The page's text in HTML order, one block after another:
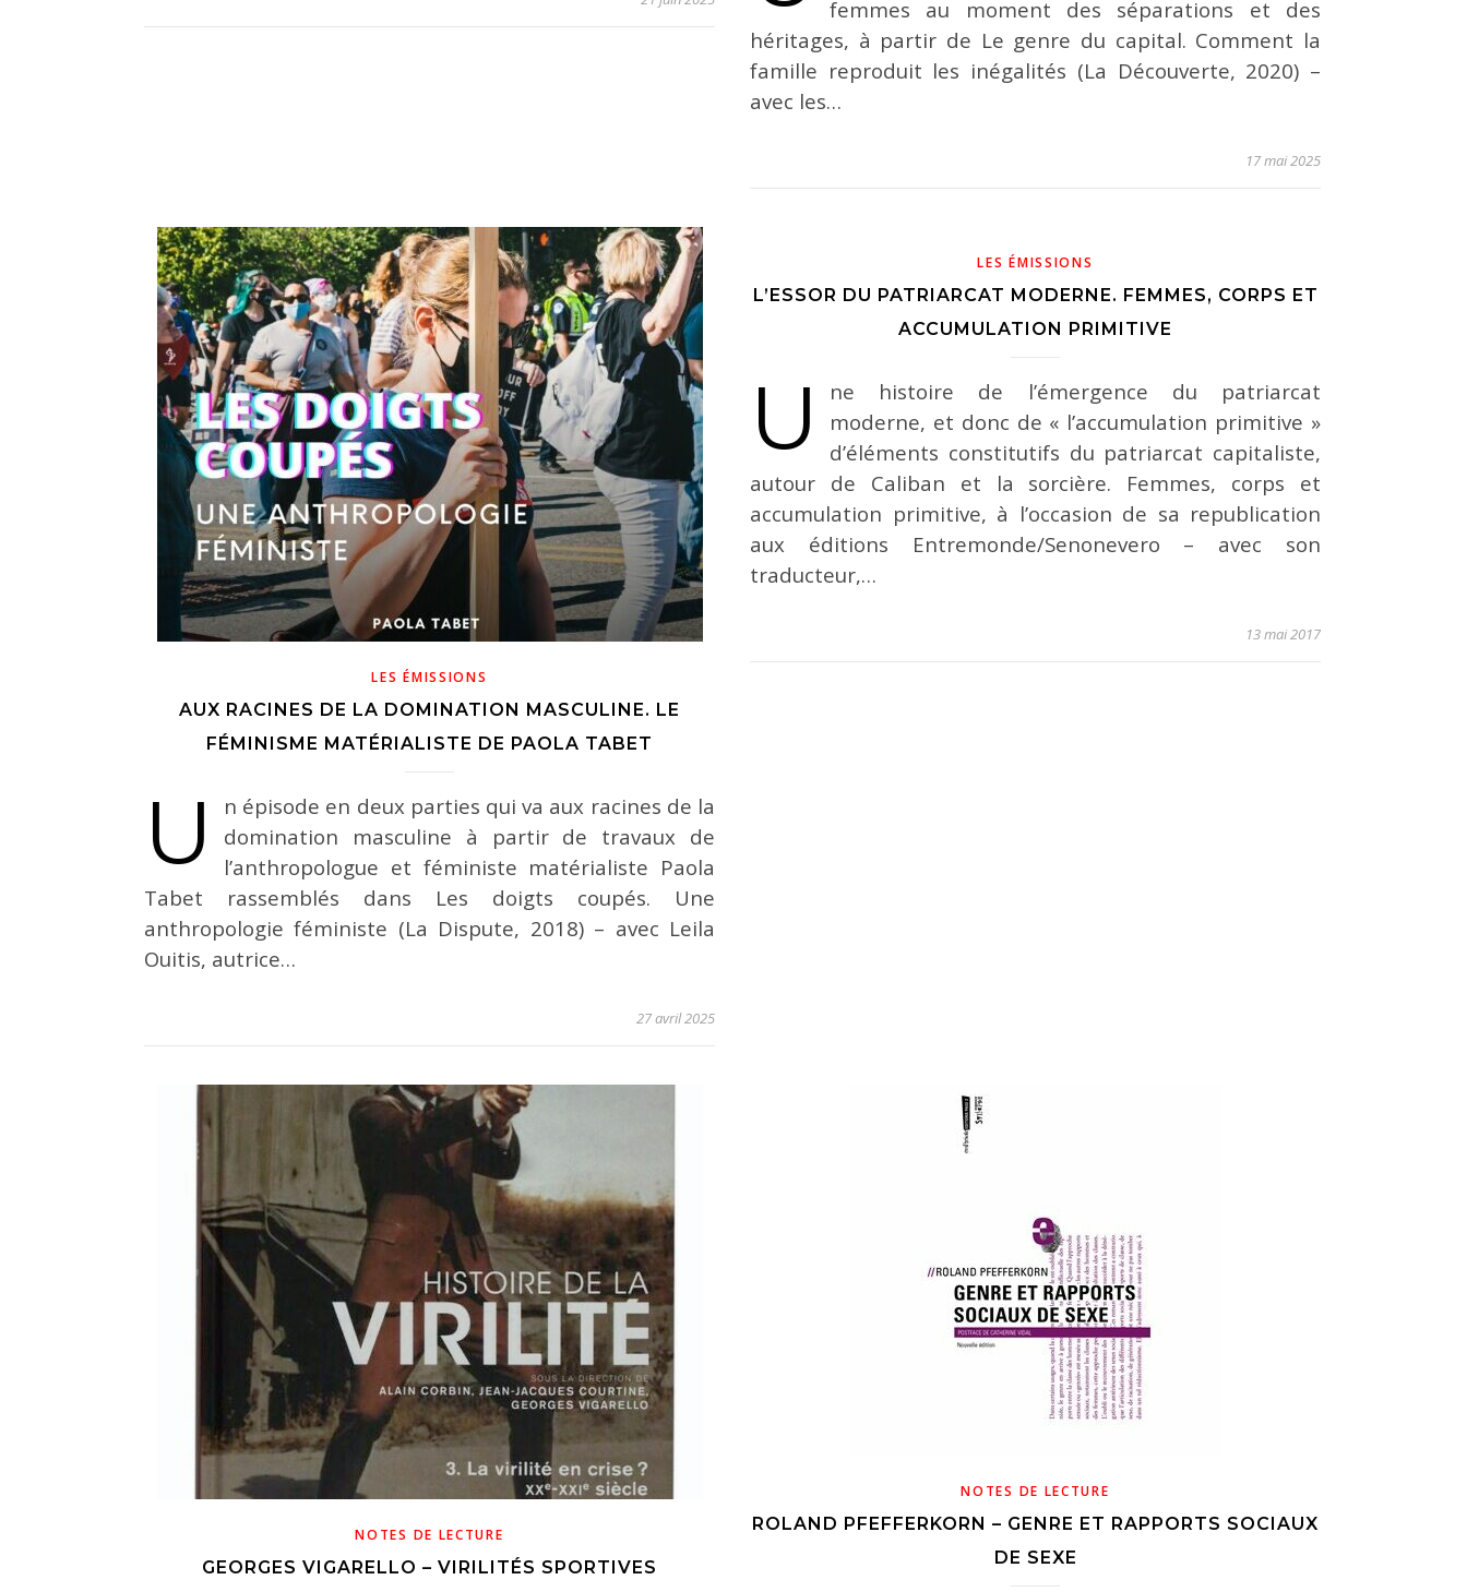
femmes au moment des séparations et des
héritages, à partir de Le genre du capital. Comment la
famille reproduit les inégalités (La Découverte, 2020) –
avec les…
17 mai 2025
LES ÉMISSIONS
AUX RACINES DE LA DOMINATION MASCULINE. LE
FÉMINISME MATÉRIALISTE DE PAOLA TABET
U
n épisode en deux parties qui va aux racines de la
domination masculine à partir de travaux de
l’anthropologue et féministe matérialiste Paola
Tabet rassemblés dans Les doigts coupés. Une
anthropologie féministe (La Dispute, 2018) – avec Leila
Ouitis, autrice…
27 avril 2025
LES ÉMISSIONS
L’ESSOR DU PATRIARCAT MODERNE. FEMMES, CORPS ET
ACCUMULATION PRIMITIVE
U
ne histoire de l’émergence du patriarcat
moderne, et donc de « l’accumulation primitive »
d’éléments constitutifs du patriarcat capitaliste,
autour de Caliban et la sorcière. Femmes, corps et
accumulation primitive, à l’occasion de sa republication
aux éditions Entremonde/Senonevero – avec son
traducteur,…
13 mai 2017
NOTES DE LECTURE
GEORGES VIGARELLO – VIRILITÉS SPORTIVES
NOTES DE LECTURE
ROLAND PFEFFERKORN – GENRE ET RAPPORTS SOCIAUX
DE SEXE